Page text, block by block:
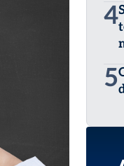
4
5